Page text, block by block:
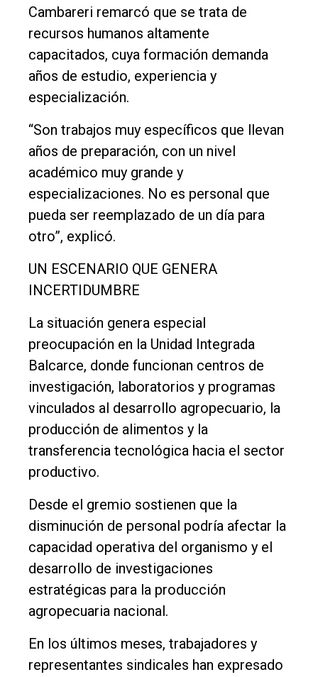
Cambareri remarcó que se trata de
recursos humanos altamente
capacitados, cuya formación demanda
años de estudio, experiencia y
especialización.
“Son trabajos muy específicos que llevan
años de preparación, con un nivel
académico muy grande y
especializaciones. No es personal que
pueda ser reemplazado de un día para
otro”, explicó.
UN ESCENARIO QUE GENERA
INCERTIDUMBRE
La situación genera especial
preocupación en la Unidad Integrada
Balcarce, donde funcionan centros de
investigación, laboratorios y programas
vinculados al desarrollo agropecuario, la
producción de alimentos y la
transferencia tecnológica hacia el sector
productivo.
Desde el gremio sostienen que la
disminución de personal podría afectar la
capacidad operativa del organismo y el
desarrollo de investigaciones
estratégicas para la producción
agropecuaria nacional.
En los últimos meses, trabajadores y
representantes sindicales han expresado